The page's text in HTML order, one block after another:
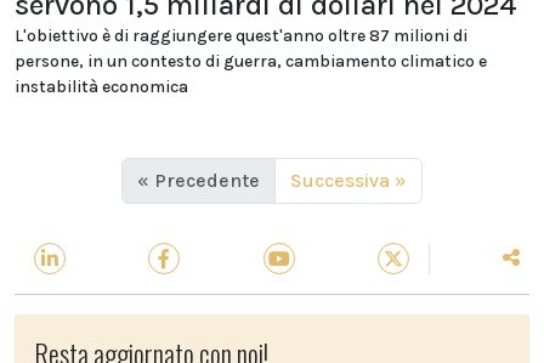
L'obiettivo è di raggiungere quest'anno oltre 87 milioni di
persone, in un contesto di guerra, cambiamento climatico e
instabilità economica
« Precedente Successiva »
Resta aggiornato con noi!